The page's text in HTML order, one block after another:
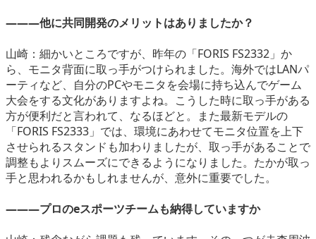
―――他に共同開発のメリットはありましたか？
山崎：細かいところですが、昨年の「FORIS FS2332」か
ら、モニタ背面に取っ手がつけられました。海外ではLANパ
ーティなど、自分のPCやモニタを会場に持ち込んでゲーム
大会をする文化がありますよね。こうした時に取っ手がある
方が便利だと言われて、なるほどと。また最新モデルの
「FORIS FS2333」では、環境にあわせてモニタ位置を上下
させられるスタンドも加わりましたが、取っ手があることで
調整もよりスムーズにできるようになりました。たかが取っ
手と思われるかもしれませんが、意外に重要でした。
―――プロのeスポーツチームも納得していますか